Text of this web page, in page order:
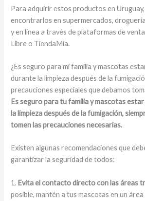
Para adquirir estos productos en
encontrarlos en supermercados,
y en línea a través de plataformas de
Libre o TiendaMía.
¿Es seguro para mi familia y mascotas
durante la limpieza después de la
precauciones especiales que debamos
Es seguro para tu familia y mascotas
la limpieza después de la fumigación,
tomen las precauciones necesarias.
Existen algunas recomendaciones que
garantizar la seguridad de todos:
1. Evita el contacto directo con las áreas
posible, mantén a tus mascotas en un